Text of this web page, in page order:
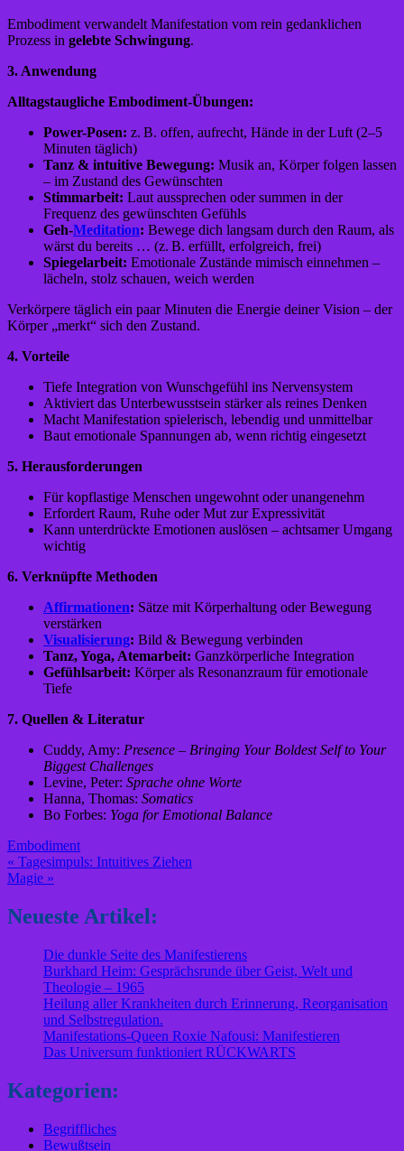
Embodiment verwandelt Manifestation vom rein gedanklichen
Prozess in gelebte Schwingung.
3. Anwendung
Alltagstaugliche Embodiment-Übungen:
Power-Posen: z. B. offen, aufrecht, Hände in der Luft (2–5
Minuten täglich)
Tanz & intuitive Bewegung: Musik an, Körper folgen lassen
– im Zustand des Gewünschten
Stimmarbeit: Laut aussprechen oder summen in der
Frequenz des gewünschten Gefühls
Geh-Meditation: Bewege dich langsam durch den Raum, als
wärst du bereits … (z. B. erfüllt, erfolgreich, frei)
Spiegelarbeit: Emotionale Zustände mimisch einnehmen –
lächeln, stolz schauen, weich werden
Verkörpere täglich ein paar Minuten die Energie deiner Vision – der
Körper „merkt“ sich den Zustand.
4. Vorteile
Tiefe Integration von Wunschgefühl ins Nervensystem
Aktiviert das Unterbewusstsein stärker als reines Denken
Macht Manifestation spielerisch, lebendig und unmittelbar
Baut emotionale Spannungen ab, wenn richtig eingesetzt
5. Herausforderungen
Für kopflastige Menschen ungewohnt oder unangenehm
Erfordert Raum, Ruhe oder Mut zur Expressivität
Kann unterdrückte Emotionen auslösen – achtsamer Umgang
wichtig
6. Verknüpfte Methoden
Affirmationen: Sätze mit Körperhaltung oder Bewegung
verstärken
Visualisierung: Bild & Bewegung verbinden
Tanz, Yoga, Atemarbeit: Ganzkörperliche Integration
Gefühlsarbeit: Körper als Resonanzraum für emotionale
Tiefe
7. Quellen & Literatur
Cuddy, Amy: Presence – Bringing Your Boldest Self to Your
Biggest Challenges
Levine, Peter: Sprache ohne Worte
Hanna, Thomas: Somatics
Bo Forbes: Yoga for Emotional Balance
Embodiment
Beitragsnavigation
« Tagesimpuls: Intuitives Ziehen
Magie »
Neueste Artikel:
Die dunkle Seite des Manifestierens
Burkhard Heim: Gesprächsrunde über Geist, Welt und
Theologie – 1965
Heilung aller Krankheiten durch Erinnerung, Reorganisation
und Selbstregulation.
Manifestations-Queen Roxie Nafousi: Manifestieren
Das Universum funktioniert RÜCKWARTS
Kategorien:
Begriffliches
Bewußtsein